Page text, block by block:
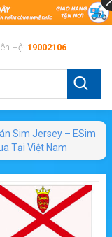
Hệ: 19002106
Sim Jersey – ESim
Tại Việt Nam